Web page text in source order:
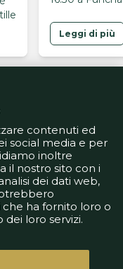
Leggi di più
contenuti ed
social media e per
inoltre
il nostro sito con i
dei dati web,
ha fornito loro o
loro servizi.